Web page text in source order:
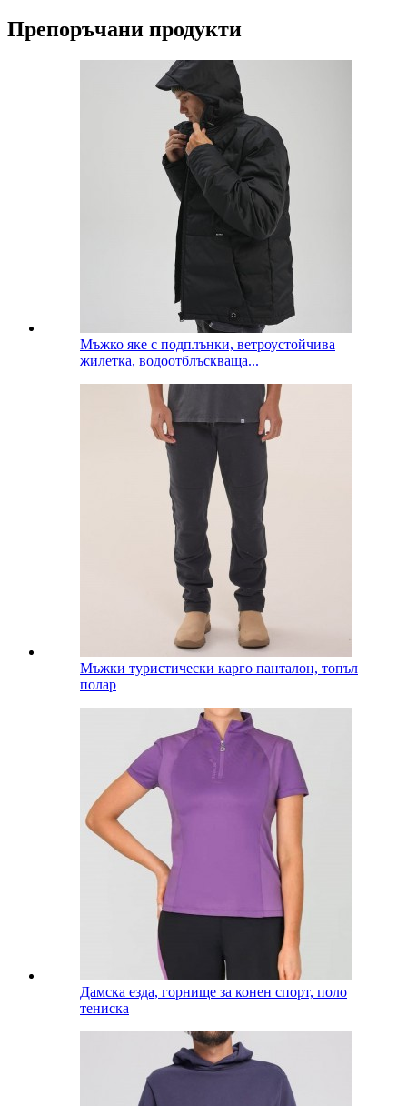
Препоръчани продукти
Мъжко яке с подплънки, ветроустойчива
жилетка, водоотблъскваща...
Мъжки туристически карго панталон, топъл
полар
Дамска езда, горнище за конен спорт, поло
тениска